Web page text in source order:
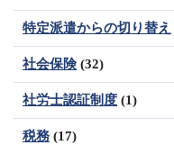
特定派遣からの切り替え
社会保険(32)
社労士認証制度 (1)
税務 (17)